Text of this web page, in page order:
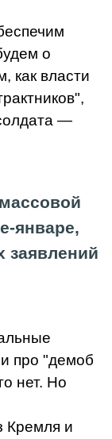
о
как власти
—
январе,
заявлений
про "демоб
нет. Но
Кремля и